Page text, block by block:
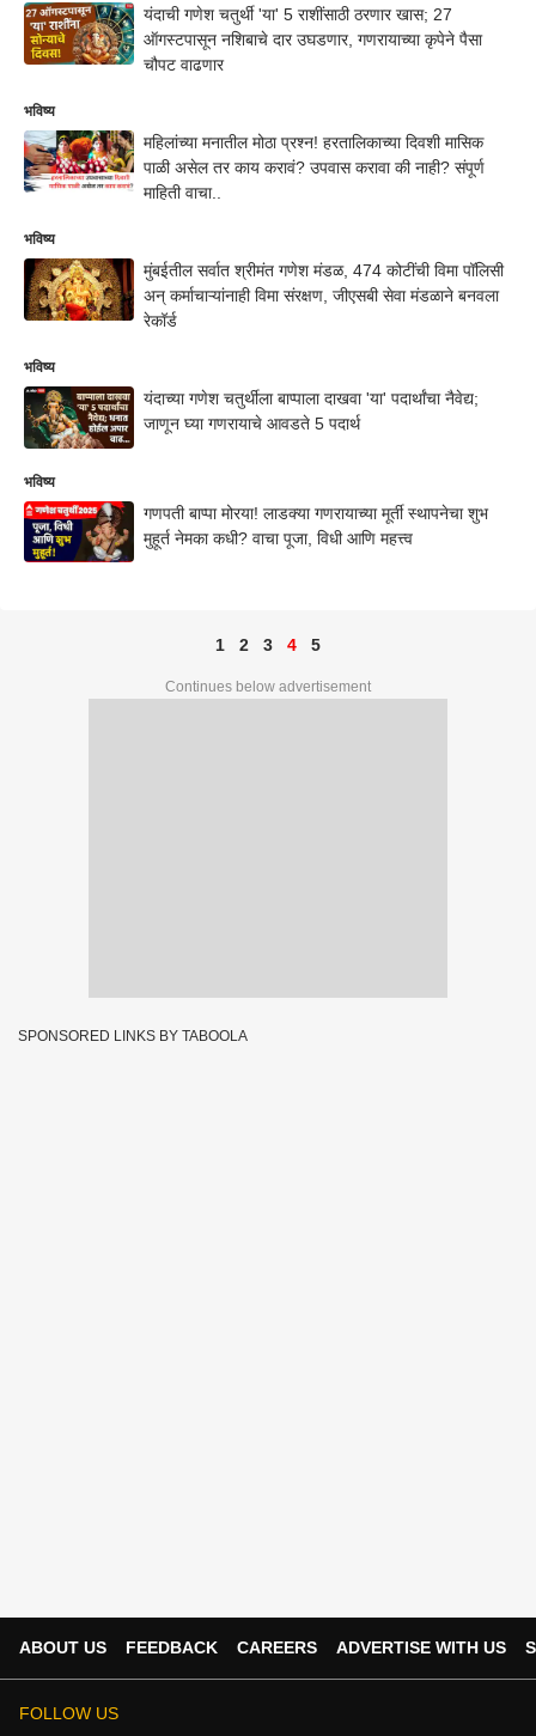
यंदाची गणेश चतुर्थी 'या' 5 राशींसाठी ठरणार खास; 27
ऑगस्टपासून नशिबाचे दार उघडणार, गणरायाच्या कृपेने पैसा
चौपट वाढणार
भविष्य
महिलांच्या मनातील मोठा प्रश्न! हरतालिकाच्या दिवशी मासिक
पाळी असेल तर काय करावं? उपवास करावा की नाही? संपूर्ण
माहिती वाचा..
भविष्य
मुंबईतील सर्वात श्रीमंत गणेश मंडळ, 474 कोटींची विमा पॉलिसी
अन् कर्माचाऱ्यांनाही विमा संरक्षण, जीएसबी सेवा मंडळाने बनवला
रेकॉर्ड
भविष्य
यंदाच्या गणेश चतुर्थीला बाप्पाला दाखवा 'या' पदार्थांचा नैवेद्य;
जाणून घ्या गणरायाचे आवडते 5 पदार्थ
भविष्य
गणपती बाप्पा मोरया! लाडक्या गणरायाच्या मूर्ती स्थापनेचा शुभ
मुहूर्त नेमका कधी? वाचा पूजा, विधी आणि महत्त्व
1 2 3 4 5
Continues below advertisement
SPONSORED LINKS BY TABOOLA
ABOUT US FEEDBACK CAREERS ADVERTISE WITH US
FOLLOW US